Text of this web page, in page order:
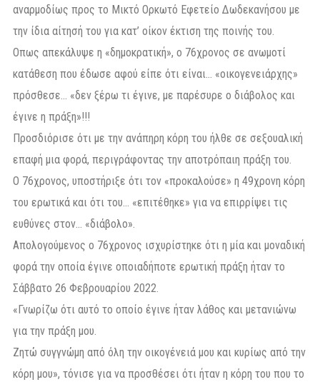
αναρμοδίως προς το Μικτό Ορκωτό Εφετείο Δωδεκανήσου με
την ίδια αίτησή του για κατ’ οίκον έκτιση της ποινής του.
Οπως απεκάλυψε η «δημοκρατική», ο 76χρονος σε ανωμοτί
κατάθεση που έδωσε αφού είπε ότι είναι… «οικογενειάρχης»
πρόσθεσε… «δεν ξέρω τι έγινε, με παρέσυρε ο διάβολος και
έγινε η πράξη»!!!
Προσδιόρισε ότι με την ανάπηρη κόρη του ήλθε σε σεξουαλική
επαφή μια φορά, περιγράφοντας την αποτρόπαιη πράξη του.
Ο 76χρονος, υποστήριξε ότι τον «προκαλούσε» η 49χρονη κόρη
του ερωτικά και ότι του… «επιτέθηκε» για να επιρρίψει τις
ευθύνες στον… «διάβολο».
Απολογούμενος ο 76χρονος ισχυρίστηκε ότι η μία και μοναδική
φορά την οποία έγινε οποιαδήποτε ερωτική πράξη ήταν το
Σάββατο 26 Φεβρουαρίου 2022.
«Γνωρίζω ότι αυτό το οποίο έγινε ήταν λάθος και μετανιώνω
για την πράξη μου.
Ζητώ συγγνώμη από όλη την οικογένειά μου και κυρίως από την
κόρη μου», τόνισε για να προσθέσει ότι ήταν η κόρη του που το